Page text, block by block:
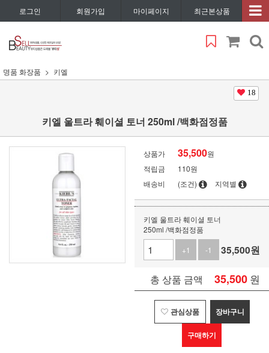
로그인 회원가입 마이페이지 최근본상품
명품 화장품 키엘
18
키엘 울트라 훼이셜 토너 250ml /백화점정품
상품가 35,500원
적립금
110원
배송비
(조건) 지역별
키엘 울트라 훼이셜 토너
250ml /백화점정품
+1
-1 35,500원
총 상품 금액 35,500 원
관심상품 장바구니
구매하기